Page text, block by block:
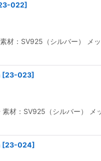
022]
材：SV925（シルバー） メ
[23-023]
材：SV925（シルバー）
[23-024]